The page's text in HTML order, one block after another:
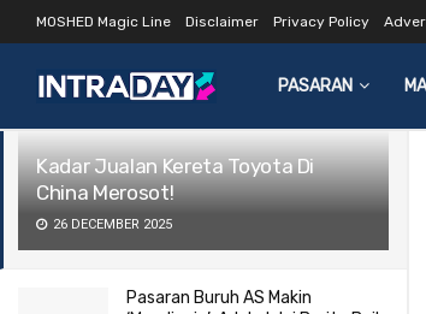
LATEST TRENDING Filter
Kadar Jualan Kereta Toyota Di
China Merosot!
26 DECEMBER 2025
Pasaran Buruh AS Makin
MOSHED Magic Line Disclaimer Privacy Policy
PASARAN